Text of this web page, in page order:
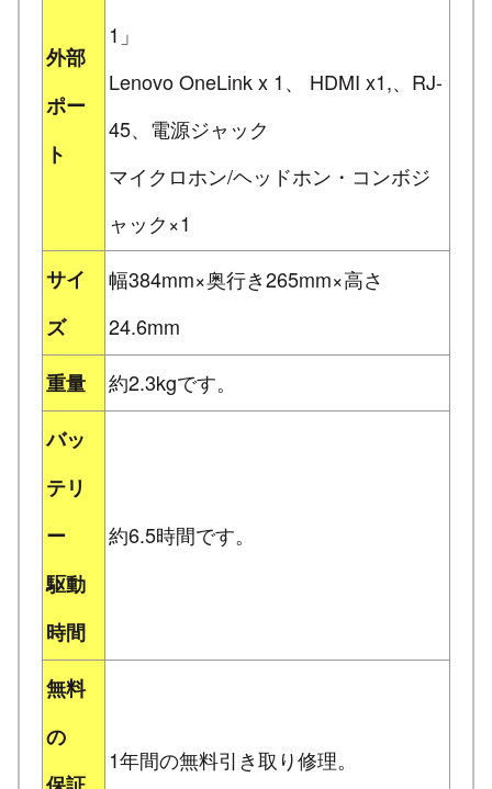
外部
ポー
ト
1」
Lenovo OneLink x 1、 HDMI x1,、RJ-
45、電源ジャック
マイクロホン/ヘッドホン・コンボジ
ャック×1
サイ
ズ
幅384mm×奥行き265mm×高さ
24.6mm
重量
約2.3kgです。
バッ
テリ
ー
駆動
時間
約6.5時間です。
無料
の
1年間の無料引き取り修理。